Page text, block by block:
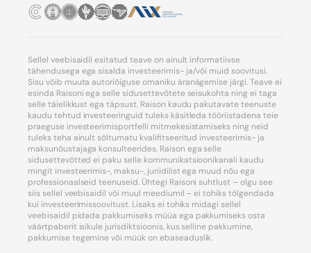
Sellel veebisaidil esitatud teave on ainult informatiivse
tähendusega ega sisalda investeerimis- ja/või muid soovitusi.
Sisu võib muuta autoriõiguse omaniku äranägemise järgi. Teave ei
esinda Raisoni ega selle sidusettevõtete seisukohta ning ei taga
selle täielikkust ega täpsust. Raison kaudu pakutavate teenuste
kaudu tehtud investeeringuid tuleks käsitleda tööriistadena teie
praeguse investeerimisportfelli mitmekesistamiseks ning neid
tuleks teha ainult sõltumatu kvalifitseeritud investeerimis- ja
maksunõustajaga konsulteerides. Raison ega selle
sidusettevõtted ei paku selle kommunikatsioonikanali kaudu
mingit investeerimis-, maksu-, juriidilist ega muud nõu ega
professionaalseid teenuseid. Ühtegi Raisoni suhtlust – olgu see
siis sellel veebisaidil või muul meediumil – ei tohiks tõlgendada
kui investeerimissoovitust. Lisaks ei tohiks midagi sellel
veebisaidil pidada pakkumiseks müüa ega pakkumiseks osta
väärtpaberit isikule jurisdiktsioonis, kus selline pakkumine,
pakkumise tegemine või müük on ebaseaduslik.